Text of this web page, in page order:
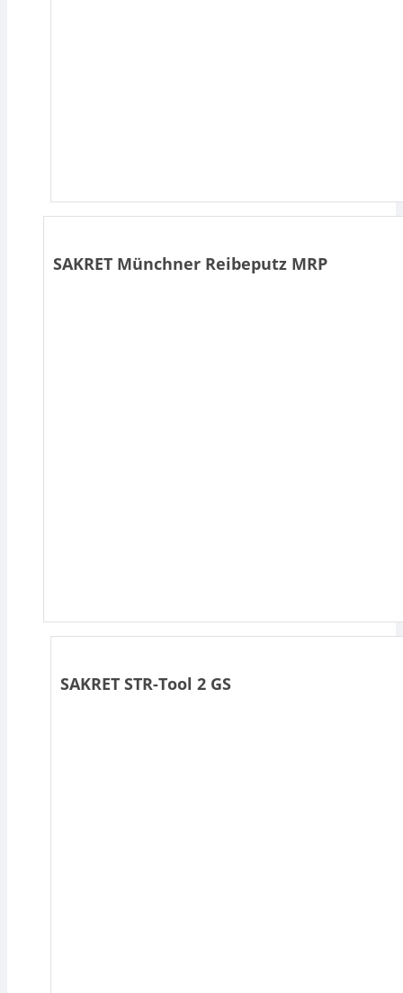
SAKRET Münchner Reibeputz MRP
SAKRET STR-Tool 2 GS